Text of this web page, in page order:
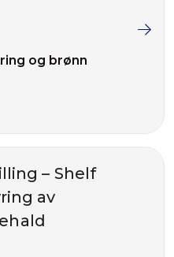
og brønn
– Shelf
av